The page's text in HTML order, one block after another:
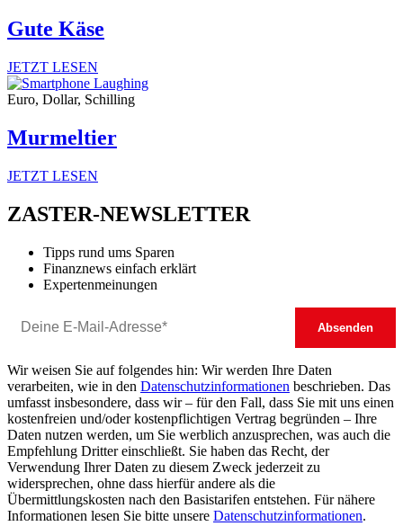
Gute Käse
JETZT LESEN
Euro, Dollar, Schilling
Murmeltier
JETZT LESEN
ZASTER-NEWSLETTER
Tipps rund ums Sparen
Finanznews einfach erklärt
Expertenmeinungen
Wir weisen Sie auf folgendes hin: Wir werden Ihre Daten
verarbeiten, wie in den Datenschutzinformationen beschrieben. Das
umfasst insbesondere, dass wir – für den Fall, dass Sie mit uns einen
kostenfreien und/oder kostenpflichtigen Vertrag begründen – Ihre
Daten nutzen werden, um Sie werblich anzusprechen, was auch die
Empfehlung Dritter einschließt. Sie haben das Recht, der
Verwendung Ihrer Daten zu diesem Zweck jederzeit zu
widersprechen, ohne dass hierfür andere als die
Übermittlungskosten nach den Basistarifen entstehen. Für nähere
Informationen lesen Sie bitte unsere Datenschutzinformationen.